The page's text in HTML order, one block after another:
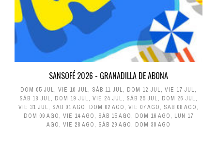
SANSOFÉ 2026 - GRANADILLA DE ABONA
DOM 05 JUL, VIE 10 JUL, SÁB 11 JUL, DOM 12 JUL, VIE 17 JUL,
SÁB 18 JUL, DOM 19 JUL, VIE 24 JUL, SÁB 25 JUL, DOM 26 JUL,
VIE 31 JUL, SÁB 01 AGO, DOM 02 AGO, VIE 07 AGO, SÁB 08 AGO,
DOM 09 AGO, VIE 14 AGO, SÁB 15 AGO, DOM 16 AGO, LUN 17
AGO, VIE 28 AGO, SÁB 29 AGO, DOM 30 AGO